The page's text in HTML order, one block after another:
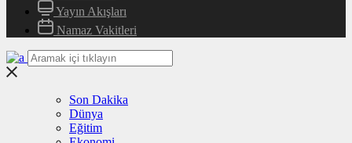
Yayın Akışları
Namaz Vakitleri
Son Dakika
Dünya
Eğitim